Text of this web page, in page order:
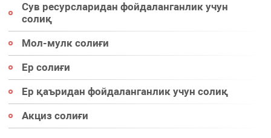
Сув ресурсларидан фойдаланганлик учун
солиқ
Мол-мулк солиғи
Ер солиғи
Ер қаъридан фойдаланганлик учун солиқ
Акциз солиғи